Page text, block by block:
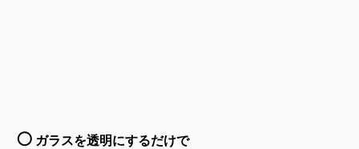
⚪️ ガラスを透明にするだけで